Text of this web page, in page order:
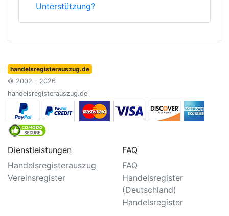
Unterstützung?
handelsregisterauszug.de
© 2002 - 2026
handelsregisterauszug.de
Dienstleistungen
Handelsregisterauszug
Vereinsregister
FAQ
FAQ
Handelsregister
(Deutschland)
Handelsregister